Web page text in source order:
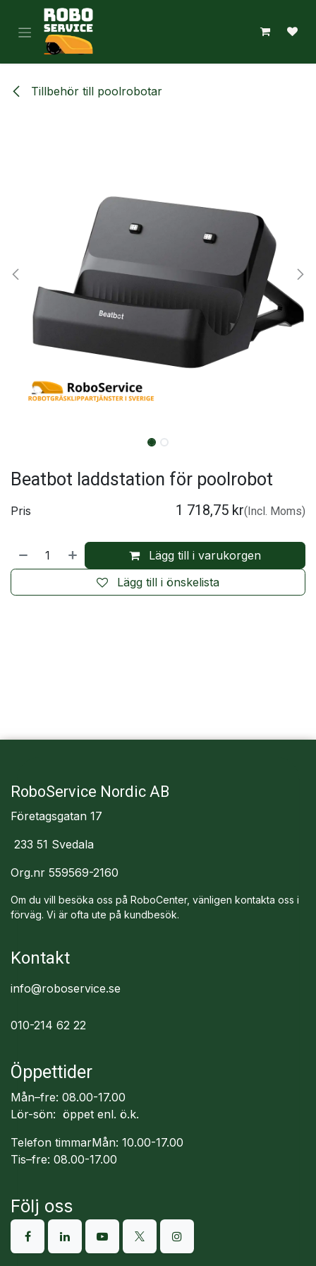
Hoppa till innehåll
Tillbehör till poolrobotar
Beatbot laddstation för poolrobot
Lägg till i varukorgen
Lägg till i önskelista
Pris 1 718,75 kr(Incl. Moms)
RoboService Nordic AB
Företagsgatan 17
233 51 Svedala
Org.nr 559569-2160
Om du vill besöka oss på RoboCenter, vänligen kontakta oss i
förväg. Vi är ofta ute på kundbesök.
Kontakt
info@roboservice.se
010-214 62 22
Öppettider
Mån–fre: 08.00-17.00
Lör-sön: öppet enl. ö.k.
Telefon timmarMån: 10.00-17.00
Tis–fre: 08.00-17.00
Följ oss